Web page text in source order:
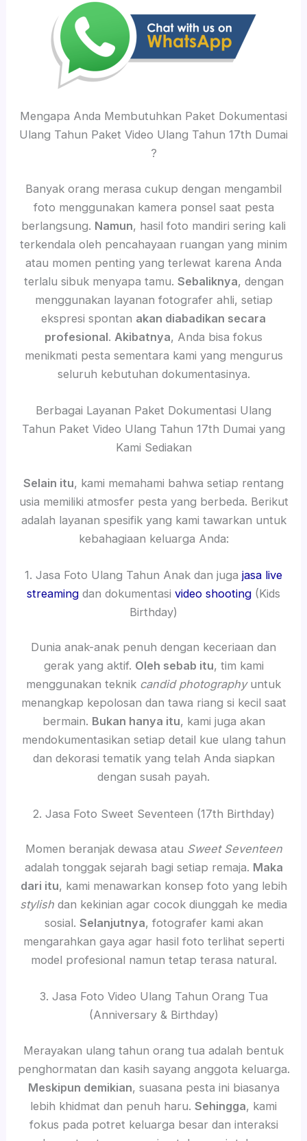
Mengapa Anda Membutuhkan Paket Dokumentasi
Ulang Tahun Paket Video Ulang Tahun 17th Dumai
?
Banyak orang merasa cukup dengan mengambil
foto menggunakan kamera ponsel saat pesta
berlangsung. Namun, hasil foto mandiri sering kali
terkendala oleh pencahayaan ruangan yang minim
atau momen penting yang terlewat karena Anda
terlalu sibuk menyapa tamu. Sebaliknya, dengan
menggunakan layanan fotografer ahli, setiap
ekspresi spontan akan diabadikan secara
profesional. Akibatnya, Anda bisa fokus
menikmati pesta sementara kami yang mengurus
seluruh kebutuhan dokumentasinya.
Berbagai Layanan Paket Dokumentasi Ulang
Tahun Paket Video Ulang Tahun 17th Dumai yang
Kami Sediakan
Selain itu, kami memahami bahwa setiap rentang
usia memiliki atmosfer pesta yang berbeda. Berikut
adalah layanan spesifik yang kami tawarkan untuk
kebahagiaan keluarga Anda:
1. Jasa Foto Ulang Tahun Anak dan juga jasa live
streaming dan dokumentasi video shooting (Kids
Birthday)
Dunia anak-anak penuh dengan keceriaan dan
gerak yang aktif. Oleh sebab itu, tim kami
menggunakan teknik candid photographyuntuk
menangkap kepolosan dan tawa riang si kecil saat
bermain. Bukan hanya itu, kami juga akan
mendokumentasikan setiap detail kue ulang tahun
dan dekorasi tematik yang telah Anda siapkan
dengan susah payah.
2. Jasa Foto Sweet Seventeen (17th Birthday)
Momen beranjak dewasa atau Sweet Seventeen
adalah tonggak sejarah bagi setiap remaja. Maka
dari itu, kami menawarkan konsep foto yang lebih
stylish dan kekinian agar cocok diunggah ke media
sosial. Selanjutnya, fotografer kami akan
mengarahkan gaya agar hasil foto terlihat seperti
model profesional namun tetap terasa natural.
3. Jasa Foto Video Ulang Tahun Orang Tua
(Anniversary & Birthday)
Merayakan ulang tahun orang tua adalah bentuk
penghormatan dan kasih sayang anggota keluarga.
Meskipun demikian, suasana pesta ini biasanya
lebih khidmat dan penuh haru. Sehingga, kami
fokus pada potret keluarga besar dan interaksi